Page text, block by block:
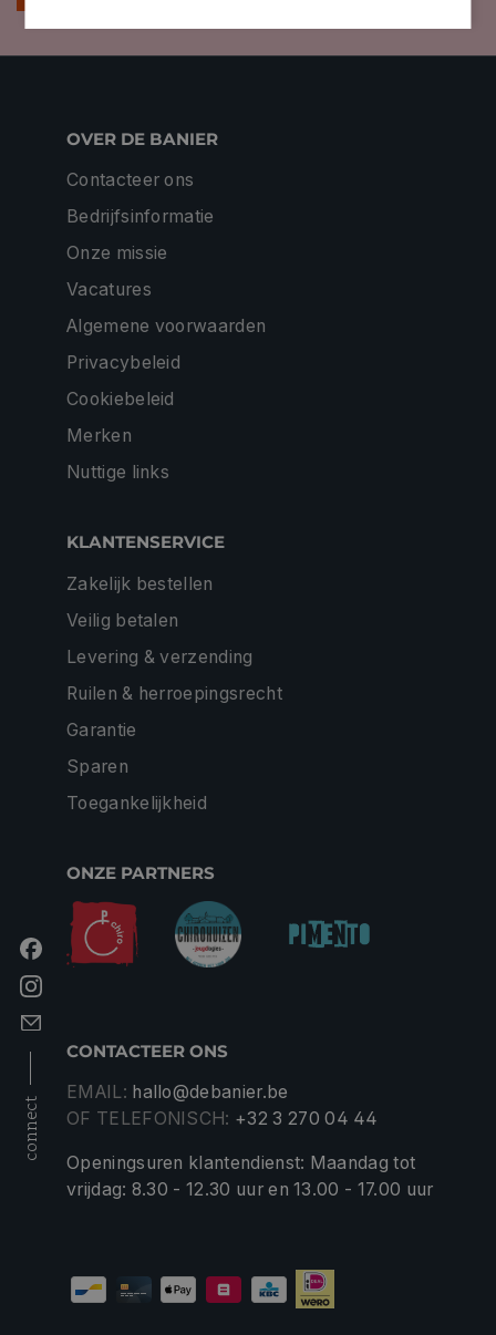
connect
OVER DE BANIER
Contacteer ons
Bedrijfsinformatie
Onze missie
Vacatures
Algemene voorwaarden
Privacybeleid
Cookiebeleid
Merken
Nuttige links
KLANTENSERVICE
Zakelijk bestellen
Veilig betalen
Levering & verzending
Ruilen & herroepingsrecht
Garantie
Sparen
Toegankelijkheid
ONZE PARTNERS
CONTACTEER ONS
EMAIL: hallo@debanier.be
OF TELEFONISCH: +32 3 270 04 44
Openingsuren klantendienst: Maandag tot
vrijdag: 8.30 - 12.30 uur en 13.00 - 17.00 uur